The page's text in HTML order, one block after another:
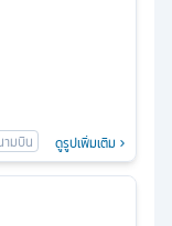
ดูรูปเพิ่มเติม